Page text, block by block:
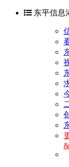
东平信息